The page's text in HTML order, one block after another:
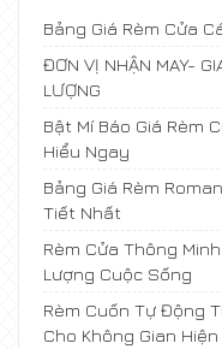
Bảng Giá Rèm Cửa
ĐƠN VỊ NHẬN MAY-
LƯỢNG
Bật Mí Báo Giá Rèm
Hiểu Ngay
Bảng Giá Rèm
Tiết Nhất
Rèm Cửa Thông
Lượng Cuộc Sống
Rèm Cuốn Tự Động
Cho Không Gian